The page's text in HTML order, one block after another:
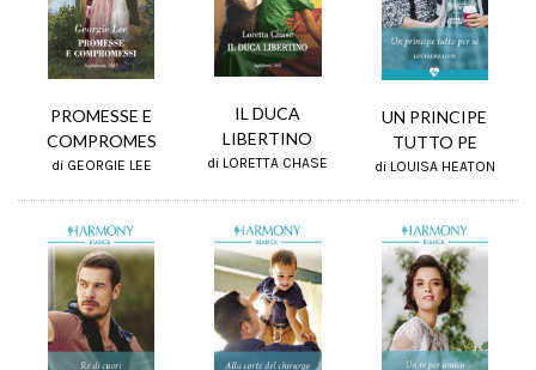
PROMESSE E
COMPROMES
di GEORGIE LEE
IL DUCA
LIBERTINO
di LORETTA CHASE
UN PRINCIPE
TUTTO PE
di LOUISA HEATON